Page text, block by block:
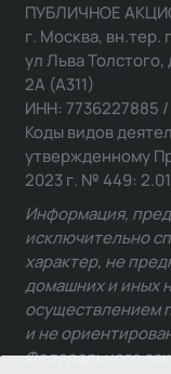
ПУБЛИЧНОЕ
г. Москва, вн.тер.
ул Льва
2А (А311)
ИНН: 7736227885
Коды видов
утвержденному
2023 г. № 449:
Информация,
исключительно
характер, не
домашних и иных
осуществлением
и не
Федерального